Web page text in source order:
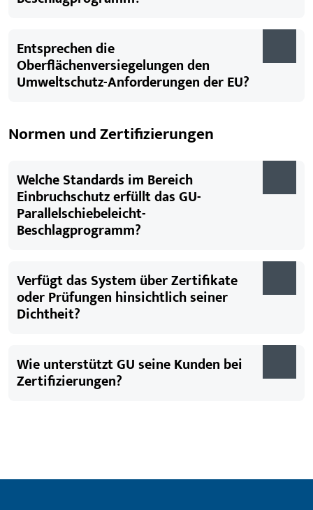
Entsprechen die
Oberflächenversiegelungen den
Umweltschutz-Anforderungen der EU?
Normen und Zertifizierungen
Welche Standards im Bereich
Einbruchschutz erfüllt das GU-
Parallelschiebeleicht-
Beschlagprogramm?
Verfügt das System über Zertifikate
oder Prüfungen hinsichtlich seiner
Dichtheit?
Wie unterstützt GU seine Kunden bei
Zertifizierungen?